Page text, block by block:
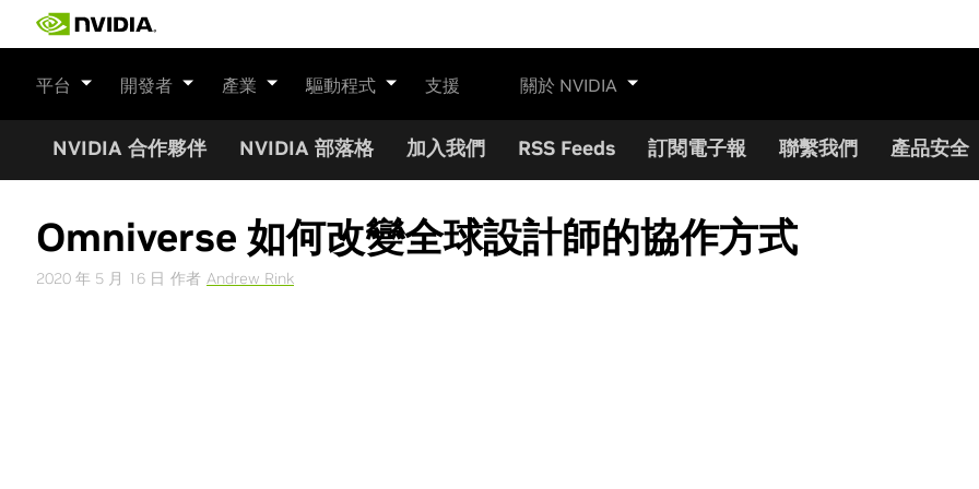
平台 開發者 產業 驅動程式 支援 關於 NVIDIA
NVIDIA 合作夥伴 NVIDIA 部落格 加入我們 RSS Feeds 訂閱電子報 聯繫我們 產品安全
Omniverse 如何改變全球設計師的協作方式
2020 年 5 月 16 日 作者 Andrew Rink